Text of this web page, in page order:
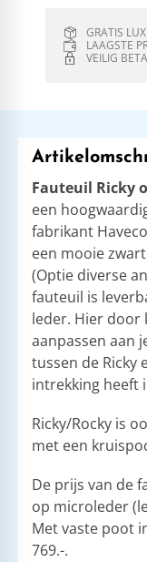
GRATIS
LAAGSTE
VEILIG
Fauteuil Ricky
een
fabrikant
een mooie
(Optie diverse
fauteuil is
leder. Hier door
aanpassen aan
tussen de Ricky
intrekking heeft
Ricky/Rocky is
met een
De prijs van de
op microleder
​Met vaste poot
769.-.